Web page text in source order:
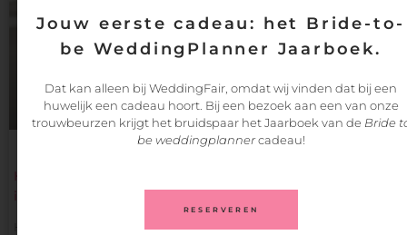
Huwelijksaanzoeken tips… De beste 15 ideeën op een rij Hét
Jouw eerste cadeau: het Bride-to-
be WeddingPlanner Jaarboek.
Dat kan alleen bij WeddingFair, omdat wij vinden dat bij een
huwelijk een cadeau hoort. Bij een bezoek aan een van onze
trouwbeurzen krijgt het bruidspaar het Jaarboek van de Bride
be weddingplannercadeau!
RESERVEREN